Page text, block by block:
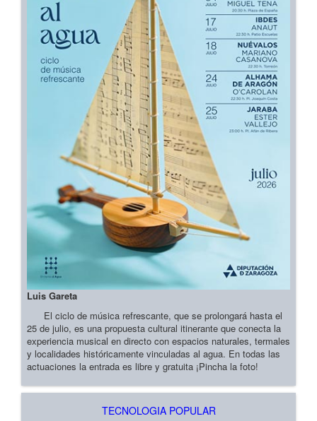
Luis Gareta
El ciclo de música refrescante, que se prolongará hasta el
25 de julio, es una propuesta cultural itinerante que conecta la
experiencia musical en directo con espacios naturales, termales
y localidades históricamente vinculadas al agua. En todas las
actuaciones la entrada es libre y gratuita ¡Pincha la foto!
TECNOLOGIA POPULAR